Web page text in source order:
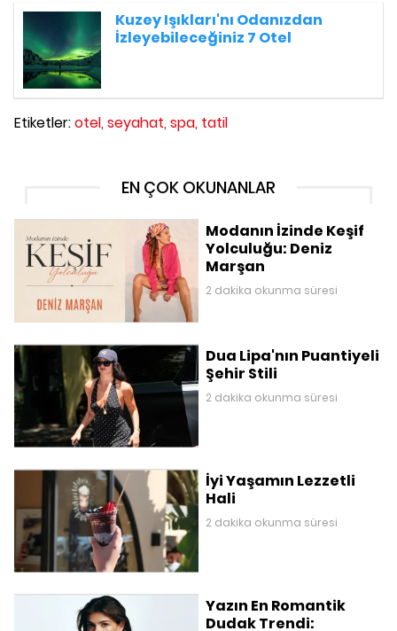
Kuzey Işıkları'nı Odanızdan
İzleyebileceğiniz 7 Otel
Etiketler:otel,seyahat,spa, tatil
EN ÇOK OKUNANLAR
Modanın İzinde Keşif
Yolculuğu: Deniz
Marşan
2 dakika okunma süresi
Dua Lipa'nın Puantiyeli
Şehir Stili
2 dakika okunma süresi
İyi Yaşamın Lezzetli
Hali
2 dakika okunma süresi
Yazın En Romantik
Dudak Trendi: